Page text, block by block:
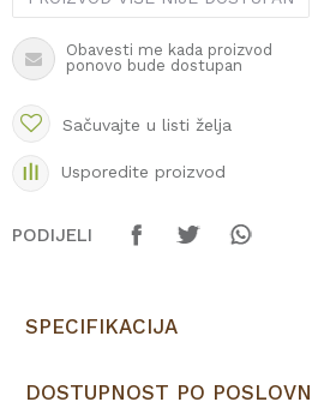
Obavesti me kada proizvod
ponovo bude dostupan
Sačuvajte u listi želja
Usporedite proizvod
PODIJELI
SPECIFIKACIJA
DOSTUPNOST PO